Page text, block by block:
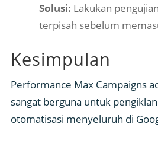
Solusi: Lakukan
terpisah sebelum
Kesimpulan
Performance Max Campaigns
sangat berguna untuk
otomatisasi menyeluruh di